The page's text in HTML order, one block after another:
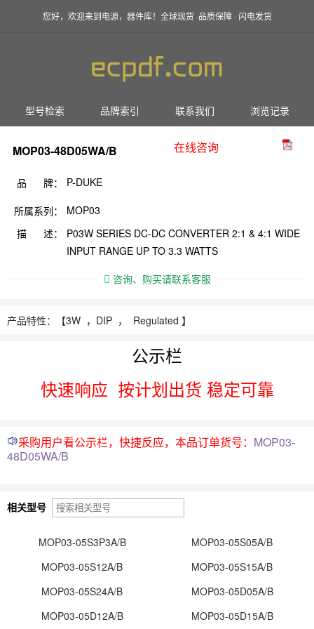
您好，欢迎来到电源，器件库！全球现货 ·品质保障 · 闪电发货
型号检索 品牌索引 联系我们 浏览记录
MOP03-48D05WA/B 在线咨询
品 牌： P-DUKE
所属系列：
MOP03
描 述：
P03W SERIES DC-DC CONVERTER 2:1 & 4:1 WIDE
INPUT RANGE UP TO 3.3 WATTS
咨询、购买请联系客服
产品特性：【3W ， DIP ， Regulated 】
公示栏
快速响应 按计划出货 稳定可靠
采购用户看公示栏，快捷反应，本品订单货号： MOP03-
48D05WA/B
相关型号
MOP03-05S3P3A/B
MOP03-05S05A/B
MOP03-05S12A/B
MOP03-05S15A/B
MOP03-05S24A/B
MOP03-05D05A/B
MOP03-05D12A/B
MOP03-05D15A/B